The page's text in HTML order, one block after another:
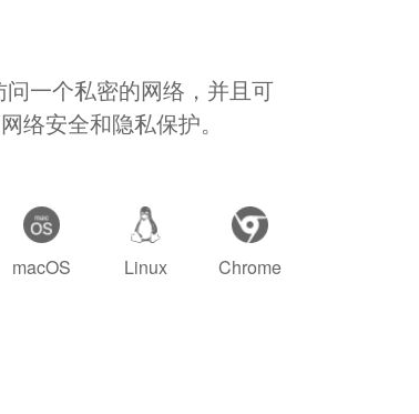
一个私密的网络，并且可
络安全和隐私保护。
macOS Linux Chrome